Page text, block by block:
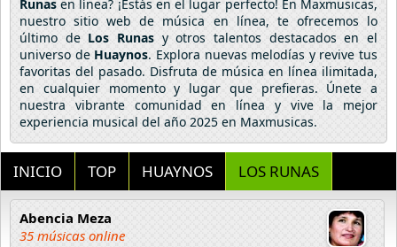
Runas en línea? ¡Estás en el lugar perfecto! En Maxmusicas,
nuestro sitio web de música en línea, te ofrecemos lo
último de Los Runas y otros talentos destacados en el
universo de Huaynos. Explora nuevas melodías y revive tus
favoritas del pasado. Disfruta de música en línea ilimitada,
en cualquier momento y lugar que prefieras. Únete a
nuestra vibrante comunidad en línea y vive la mejor
experiencia musical del año 2025 en Maxmusicas.
INICIO TOP HUAYNOS LOS RUNAS
Abencia Meza
35 músicas online